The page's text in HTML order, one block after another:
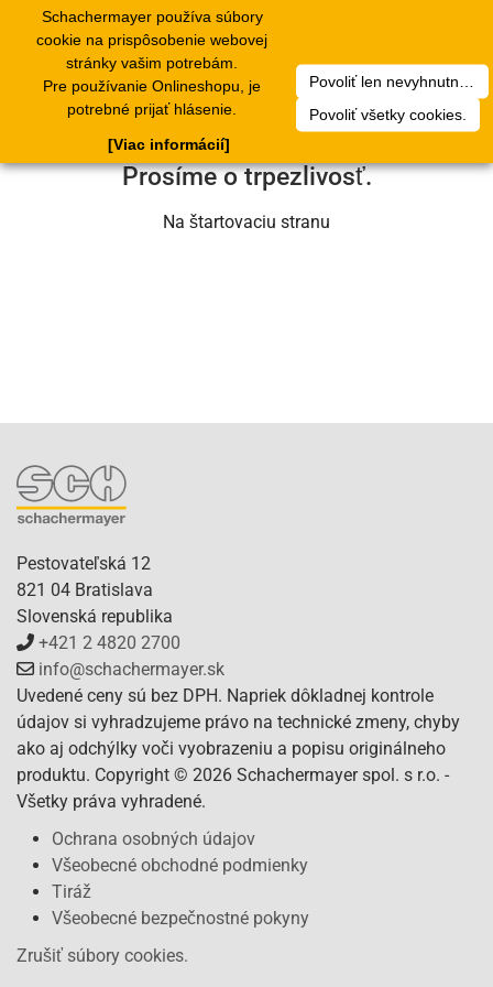
Schachermayer používa súbory
cookie na prispôsobenie webovej
stránky vašim potrebám.
Pre používanie Onlineshopu, je
potrebné prijať hlásenie.
Povoliť všetky cookies.
[Viac informácií]
Ľutujeme, ale došlo k technickej chybe.
Náš servisný tím na nej už pracuje.
Prosíme o trpezlivosť.
Na štartovaciu stranu
Pestovateľská 12
821 04 Bratislava
Slovenská republika
+421 2 4820 2700
info@schachermayer.sk
Uvedené ceny sú bez DPH. Napriek dôkladnej kontrole
údajov si vyhradzujeme právo na technické zmeny, chyby
ako aj odchýlky voči vyobrazeniu a popisu originálneho
produktu. Copyright © 2026 Schachermayer spol. s r.o. -
Všetky práva vyhradené.
Ochrana osobných údajov
Všeobecné obchodné podmienky
Tiráž
Všeobecné bezpečnostné pokyny
Zrušiť súbory cookies.